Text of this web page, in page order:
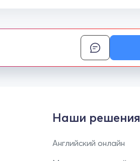
Наши решения
Английский онлайн